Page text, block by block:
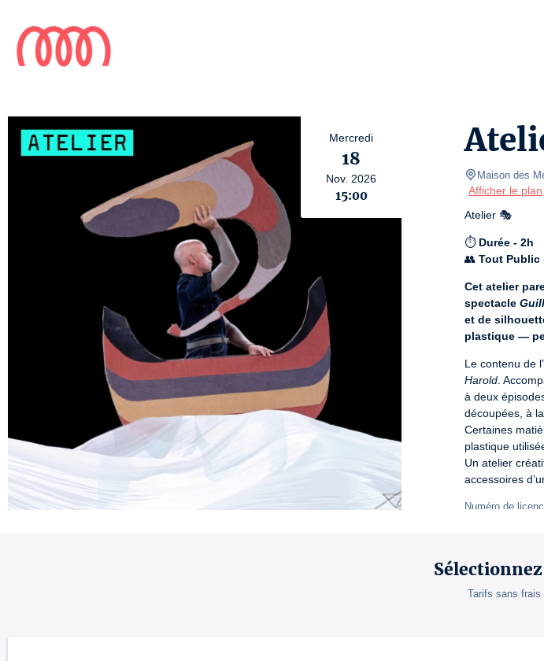
Mercredi
18
Nov. 2026
15:00
Maison des
Afficher le plan
Atelier 🎭
⏱️ Durée - 2h
👥 Tout Public
Cet atelier
spectacle
et de
plastique —
Le contenu de
Harold .
à deux
découpées, à
Certaines
plastique
Un atelier
accessoires
Numéro de
Tarifs sans frais